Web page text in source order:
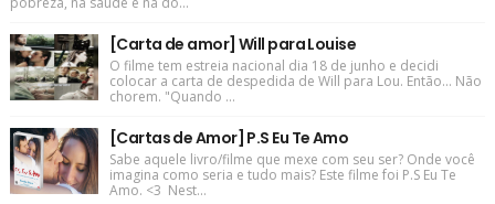
[Carta de amor] Will para Louise
O filme tem estreia nacional dia 18 de junho e decidi
colocar a carta de despedida de Will para Lou. Então... Não
chorem. "Quando ...
[Cartas de Amor] P.S Eu Te Amo
Sabe aquele livro/filme que mexe com seu ser? Onde você
imagina como seria e tudo mais? Este filme foi P.S Eu Te
Amo. <3 Nest...